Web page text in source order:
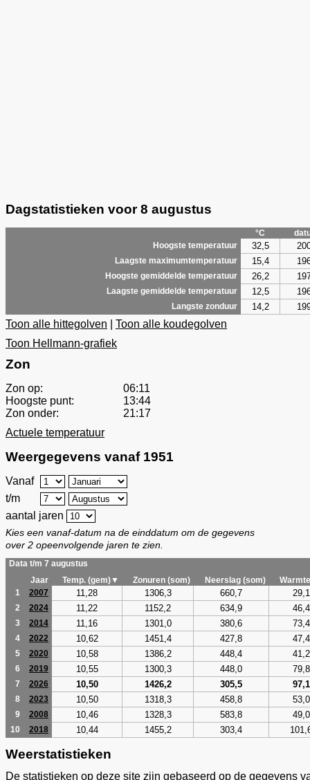
Dagstatistieken voor 8 augustus
°C
Hoogste temperatuur
32,5
Laagste maximumtemperatuur 15,4
Hoogste gemiddelde temperatuur 26,2
Laagste gemiddelde temperatuur 12,5
Langste zonduur 14,2
Toon alle hittegolven
Toon alle koudegolven
Toon Hellmann-grafiek
Zon
Zon op:
06:11
Hoogste punt:
13:44
Zon onder:
21:17
Actuele temperatuur
Weergegevens vanaf 1951
Vanaf
t/m
aantal jaren
Kies een vanaf-datum na de einddatum om de gegevens
over 2 opeenvolgende jaren te zien.
Data t/m 7 augustus
Jaar
Temp. (gem)▼ Zonuren (som) Neerslag (som)
1
2007 11,28 1306,3 660,7 29,1
2 2024 11,22 1152,2 634,9 46,4
3 2014 11,16 1301,0 380,6 73,4
4 2022 10,62 1451,4 427,8 47,4
5 2020 10,58 1386,2 448,4 41,2
6 2019 10,55 1300,3 448,0 79,8
7 2026 10,50 1426,2 305,5 97,1
8 2023 10,50 1318,3 458,8 53,0
9 2008 10,46 1328,3 583,8 49,0
10 2018 10,44 1455,2 303,4
Weerstatistieken
De statistieken op deze site zijn gebaseerd op de gegevens